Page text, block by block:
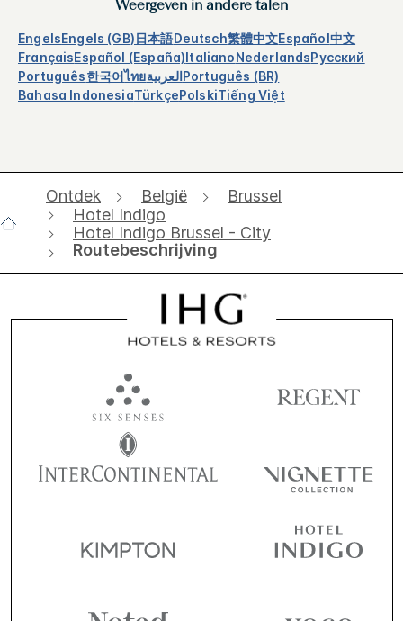
Weergeven in andere talen
EngelsEngels (GB)日本語Deutsch繁體中文Español中文
FrançaisEspañol (España)ItalianoNederlandsРусский
Português한국어ไทยالعربيةPortuguês (BR)
Bahasa IndonesiaTürkçePolskiTiếng Việt
Ontdek België
Brussel
Hotel Indigo
Hotel Indigo Brussel - City
Routebeschrijving